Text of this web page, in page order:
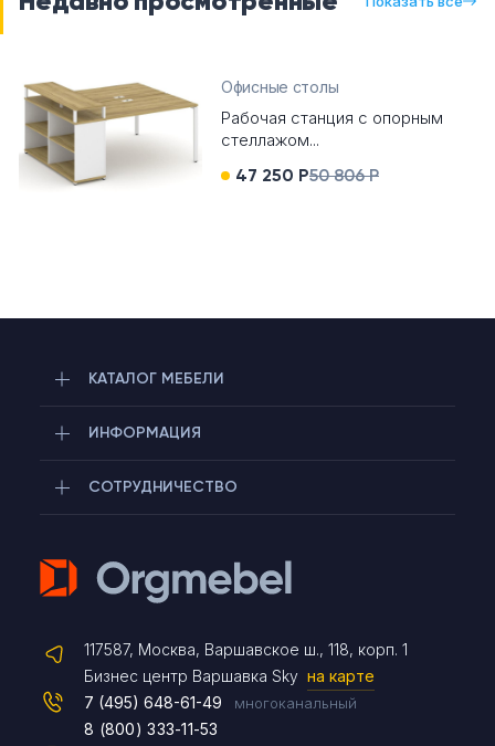
Офисные столы
Рабочая станция с опорным
стеллажом...
47 250 Р50 806 Р
КАТАЛОГ МЕБЕЛИ
ИНФОРМАЦИЯ
СОТРУДНИЧЕСТВО
117587, Москва, Варшавское ш., 118, корп. 1
Бизнес центр Варшавка Sky на карте
7 (495) 648-61-49 многоканальный
8 (800) 333-11-53
Telegram
Max